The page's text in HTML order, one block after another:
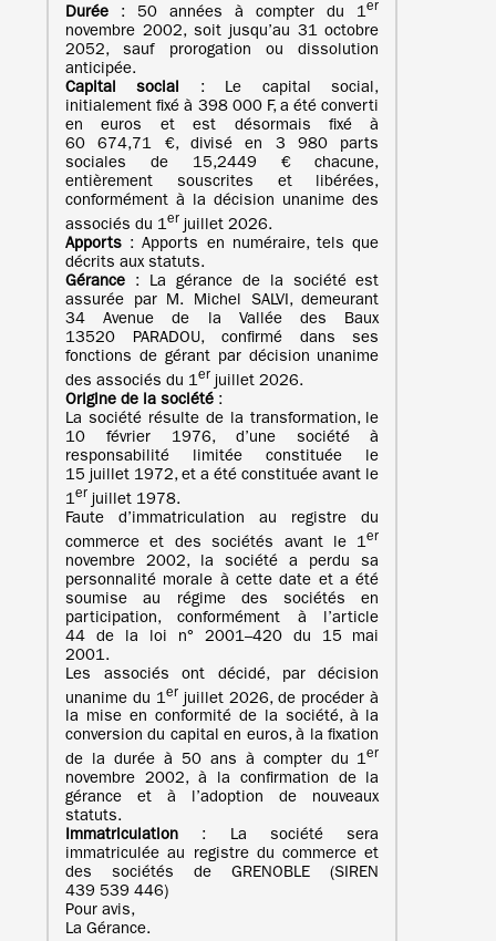
Durée : 50 années à compter du 1er
novembre 2002, soit jusqu’au 31 octobre
2052, sauf prorogation ou dissolution
anticipée.
Capital social : Le capital social,
initialement fixé à 398 000 F, a été converti
en euros et est désormais fixé à
60 674,71 €, divisé en 3 980 parts
sociales de 15,2449 € chacune,
entièrement souscrites et libérées,
conformément à la décision unanime des
associés du 1er
juillet 2026.
Apports : Apports en numéraire, tels que
décrits aux statuts.
Gérance : La gérance de la société est
assurée par M. Michel SALVI, demeurant
34 Avenue de la Vallée des Baux
13520 PARADOU, confirmé dans ses
fonctions de gérant par décision unanime
des associés du 1er
juillet 2026.
Origine de la société :
La société résulte de la transformation, le
10 février 1976, d’une société à
responsabilité limitée constituée le
15 juillet 1972, et a été constituée avant le
1er juillet 1978.
Faute d’immatriculation au registre du
commerce et des sociétés avant le 1er
novembre 2002, la société a perdu sa
personnalité morale à cette date et a été
soumise au régime des sociétés en
participation, conformément à l’article
44 de la loi n° 2001–420 du 15 mai
2001.
Les associés ont décidé, par décision
unanime du 1er juillet 2026, de procéder à
la mise en conformité de la société, à la
conversion du capital en euros, à la fixation
de la durée à 50 ans à compter du 1er
novembre 2002, à la confirmation de la
gérance et à l’adoption de nouveaux
statuts.
Immatriculation : La société sera
immatriculée au registre du commerce et
des sociétés de GRENOBLE (SIREN
439 539 446)
Pour avis,
La Gérance.